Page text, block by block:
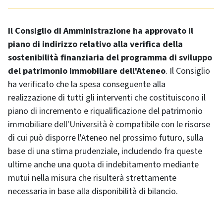
Il Consiglio di Amministrazione ha approvato il
piano di indirizzo relativo alla verifica della
sostenibilità finanziaria del programma di sviluppo
del patrimonio immobiliare dell'Ateneo. Il Consiglio
ha verificato che la spesa conseguente alla
realizzazione di tutti gli interventi che costituiscono il
piano di incremento e riqualificazione del patrimonio
immobiliare dell'Università è compatibile con le risorse
di cui può disporre l'Ateneo nel prossimo futuro, sulla
base di una stima prudenziale, includendo fra queste
ultime anche una quota di indebitamento mediante
mutui nella misura che risulterà strettamente
necessaria in base alla disponibilità di bilancio.